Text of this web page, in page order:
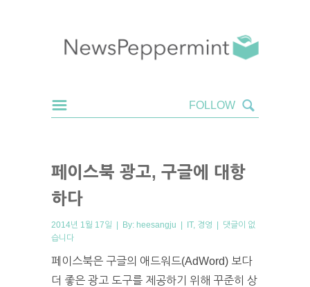
페이스북 광고, 구글에 대항
하다
2014년 1월 17일 | By: heesangju | IT, 경영 | 댓글이 없
습니다
페이스북은 구글의 애드워드(AdWord) 보다
더 좋은 광고 도구를 제공하기 위해 꾸준히 상